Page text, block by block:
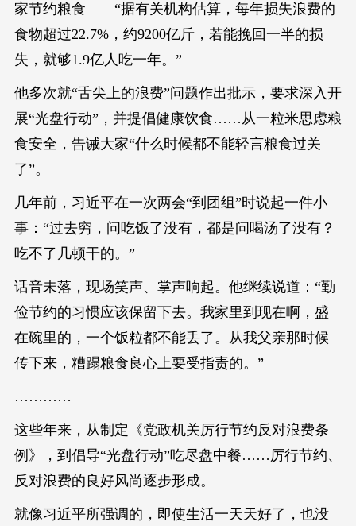
家节约粮食——“据有关机构估算，每年损失浪费的
食物超过22.7%，约9200亿斤，若能挽回一半的损
失，就够1.9亿人吃一年。”
他多次就“舌尖上的浪费”问题作出批示，要求深入开
展“光盘行动”，并提倡健康饮食……从一粒米思虑粮
食安全，告诫大家“什么时候都不能轻言粮食过关
了”。
几年前，习近平在一次两会“到团组”时说起一件小
事：“过去穷，问吃饭了没有，都是问喝汤了没有？
吃不了几顿干的。”
话音未落，现场笑声、掌声响起。他继续说道：“勤
俭节约的习惯应该保留下去。我家里到现在啊，盛
在碗里的，一个饭粒都不能丢了。从我父亲那时候
传下来，糟蹋粮食良心上要受指责的。”
…………
这些年来，从制定《党政机关厉行节约反对浪费条
例》，到倡导“光盘行动”吃尽盘中餐……厉行节约、
反对浪费的良好风尚逐步形成。
就像习近平所强调的，即使生活一天天好了，也没